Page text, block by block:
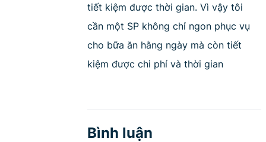
tiết kiệm được thời gian. Vì vậy tôi
cần một SP không chỉ ngon phục vụ
cho bữa ăn hằng ngày mà còn tiết
kiệm được chi phí và thời gian
Bình luận